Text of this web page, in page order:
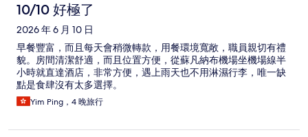
10/10 好極了
2026 年 6 月 10 日
早餐豐富，而且每天會稍微轉款，用餐環境寬敞，職員親切有禮
貌。房間清潔舒適，而且位置方便，從蘇凡納布機場坐機場線半
小時就直達酒店，非常方便，遇上雨天也不用淋濕行李，唯一缺
點是食肆沒有太多選擇。
Yim Ping，4 晚旅行